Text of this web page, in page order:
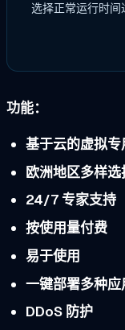
选择正常运行时间
功能：
基于云的虚拟专
欧洲地区多样选
24/7 专家支持
按使用量付费
易于使用
一键部署多种应
DDoS 防护